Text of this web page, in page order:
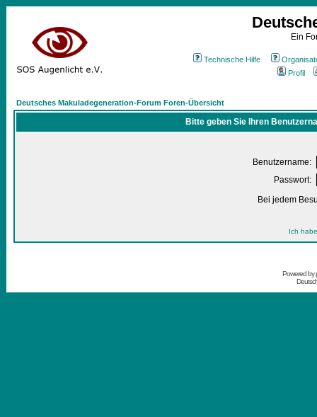
Ein
Technische Hilfe
Profil
Deutsches Makuladegeneration-Forum Foren-Übersicht
Bitte geben Sie Ihren
Benutzername:
Passwort:
Bei jedem
Ich
Powered by